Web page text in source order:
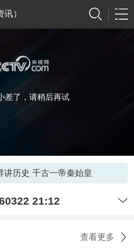
）
差了，请稍后再试
讲历史 千古一帝秦始皇
21:12
查看更多